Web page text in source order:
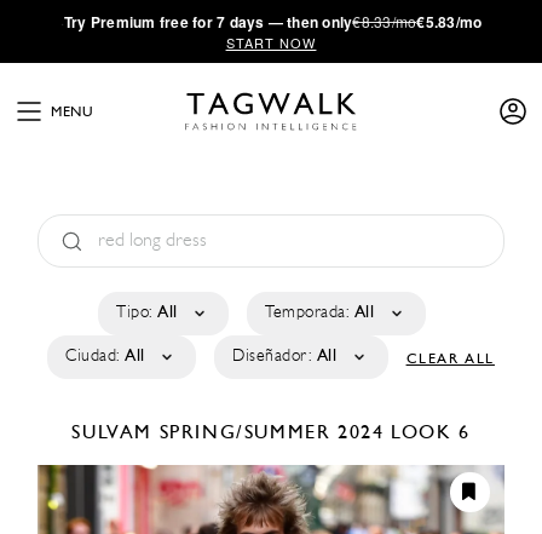
·Try Premium free for 7 days — then only€8.33/mo€5.83/mo
START NOW
MENU
Tipo: All Temporada: All
Ciudad: All Diseñador: All CLEAR ALL
SULVAM SPRING/SUMMER 2024 LOOK 6